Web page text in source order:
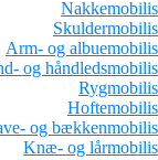
Arm- og
og
og
Knæ- og